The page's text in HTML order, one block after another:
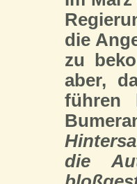
die
zu
aber,
führen
die